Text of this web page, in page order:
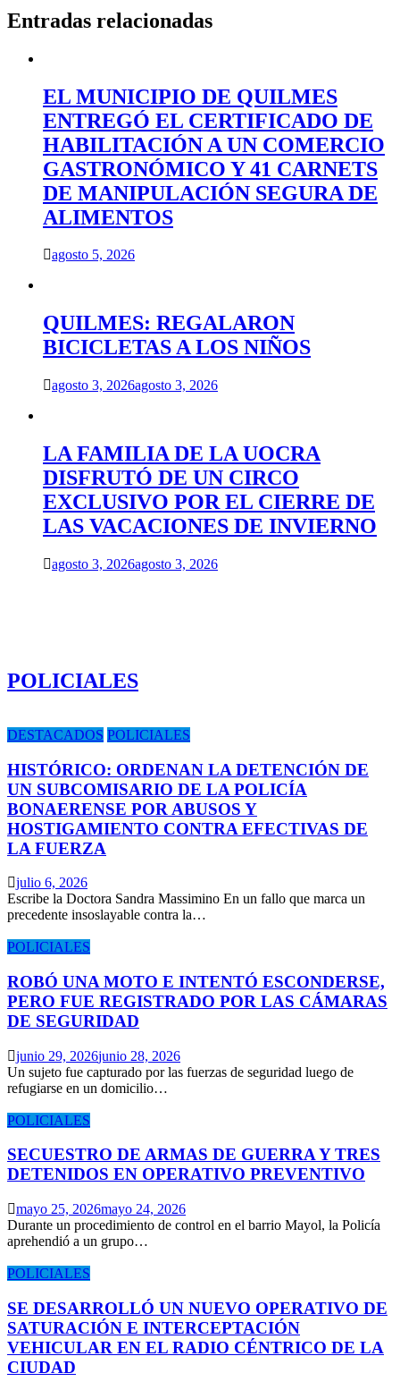
Entradas relacionadas
EL MUNICIPIO DE QUILMES
ENTREGÓ EL CERTIFICADO DE
HABILITACIÓN A UN COMERCIO
GASTRONÓMICO Y 41 CARNETS
DE MANIPULACIÓN SEGURA DE
ALIMENTOS
agosto 5, 2026
QUILMES: REGALARON
BICICLETAS A LOS NIÑOS
agosto 3, 2026agosto 3, 2026
LA FAMILIA DE LA UOCRA
DISFRUTÓ DE UN CIRCO
EXCLUSIVO POR EL CIERRE DE
LAS VACACIONES DE INVIERNO
agosto 3, 2026agosto 3, 2026
POLICIALES
DESTACADOS POLICIALES
HISTÓRICO: ORDENAN LA DETENCIÓN DE
UN SUBCOMISARIO DE LA POLICÍA
BONAERENSE POR ABUSOS Y
HOSTIGAMIENTO CONTRA EFECTIVAS DE
LA FUERZA
julio 6, 2026
Escribe la Doctora Sandra Massimino En un fallo que marca un
precedente insoslayable contra la…
POLICIALES
ROBÓ UNA MOTO E INTENTÓ ESCONDERSE,
PERO FUE REGISTRADO POR LAS CÁMARAS
DE SEGURIDAD
junio 29, 2026junio 28, 2026
Un sujeto fue capturado por las fuerzas de seguridad luego de
refugiarse en un domicilio…
POLICIALES
SECUESTRO DE ARMAS DE GUERRA Y TRES
DETENIDOS EN OPERATIVO PREVENTIVO
mayo 25, 2026mayo 24, 2026
Durante un procedimiento de control en el barrio Mayol, la Policía
aprehendió a un grupo…
POLICIALES
SE DESARROLLÓ UN NUEVO OPERATIVO DE
SATURACIÓN E INTERCEPTACIÓN
VEHICULAR EN EL RADIO CÉNTRICO DE LA
CIUDAD